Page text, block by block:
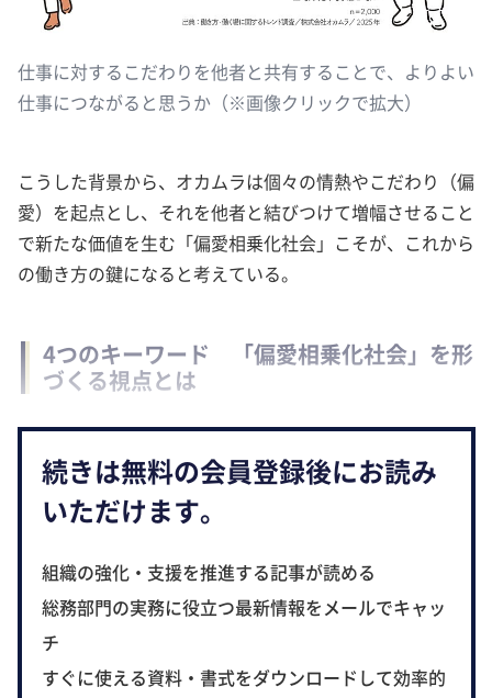
仕事に対するこだわりを他者と共有することで、よりよい
仕事につながると思うか（※画像クリックで拡大）
こうした背景から、オカムラは個々の情熱やこだわり（偏
愛）を起点とし、それを他者と結びつけて増幅させること
で新たな価値を生む「偏愛相乗化社会」こそが、これから
の働き方の鍵になると考えている。
4つのキーワード 「偏愛相乗化社会」を形
づくる視点とは
続きは無料の会員登録後にお読み
いただけます。
組織の強化・支援を推進する記事が読める
総務部門の実務に役立つ最新情報をメールでキャッ
チ
すぐに使える資料・書式をダウンロードして効率的